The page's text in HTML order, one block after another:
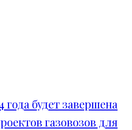
года будет завершена
газовозов для